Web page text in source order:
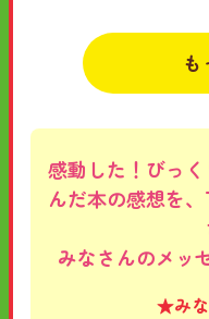
も
感動した！びっ
んだ本の感想を
みなさんのメッ
★み